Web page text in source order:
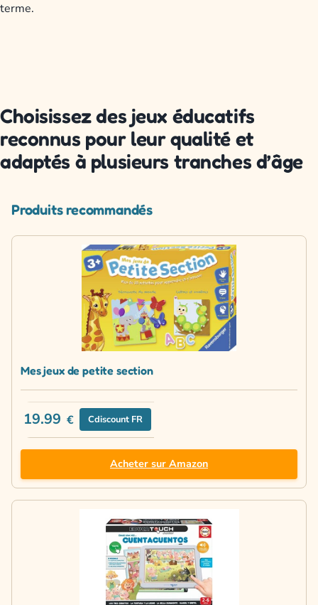
terme.
Choisissez des jeux éducatifs
reconnus pour leur qualité et
adaptés à plusieurs tranches d’âge
Produits recommandés
Mes jeux de petite section
19.99 € Cdiscount FR
Acheter sur Amazon